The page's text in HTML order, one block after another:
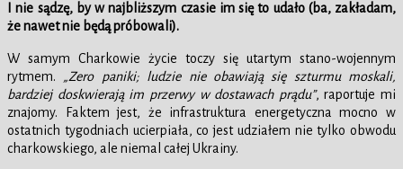
I nie sądzę, by w najbliższym czasie im się to udało (ba, zakładam,
że nawet nie będą próbowali).
W samym Charkowie życie toczy się utartym stano-wojennym
rytmem. „Zero paniki; ludzie nie obawiają się szturmu moskali,
bardziej doskwierają im przerwy w dostawach prądu”, raportuje mi
znajomy. Faktem jest, że infrastruktura energetyczna mocno w
ostatnich tygodniach ucierpiała, co jest udziałem nie tylko obwodu
charkowskiego, ale niemal całej Ukrainy.